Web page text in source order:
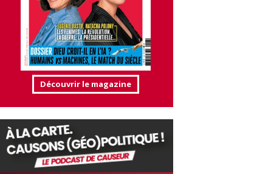
Découvrir le magazine